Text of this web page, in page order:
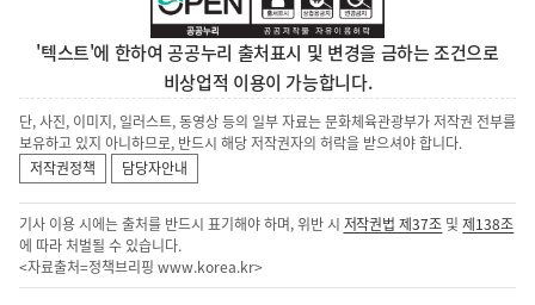
'텍스트'에 한하여 공공누리 출처표시 및 변경을 금하는 조건으로
비상업적 이용이 가능합니다.
단, 사진, 이미지, 일러스트, 동영상 등의 일부 자료는 문화체육관광부가 저작권 전부를
보유하고 있지 아니하므로, 반드시 해당 저작권자의 허락을 받으셔야 합니다.
저작권정책
담당자안내
기사 이용 시에는 출처를 반드시 표기해야 하며, 위반 시 저작권법 제37조 및제138조
에 따라 처벌될 수 있습니다.
<자료출처=정책브리핑 www.korea.kr>